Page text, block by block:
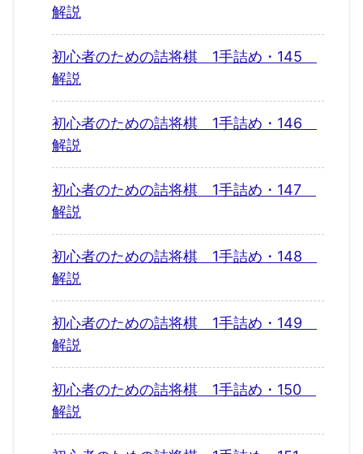
解説
初心者のための詰将棋 1手詰め・145
解説
初心者のための詰将棋 1手詰め・146
解説
初心者のための詰将棋 1手詰め・147
解説
初心者のための詰将棋 1手詰め・148
解説
初心者のための詰将棋 1手詰め・149
解説
初心者のための詰将棋 1手詰め・150
解説